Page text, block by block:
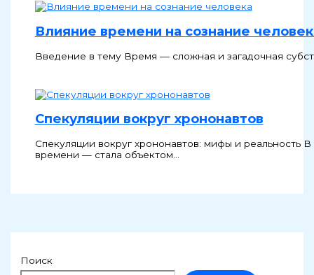
Влияние времени на сознание
Введение в тему Время — сложная и загадочная
Спекуляции вокруг хрононавтов
Спекуляции вокруг хрононавтов: мифы и
времени — стала объектом…
Поиск